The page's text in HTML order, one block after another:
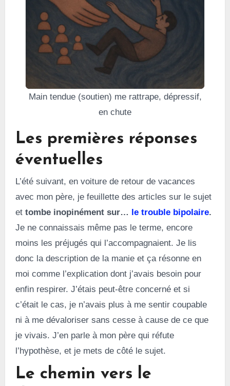
Main tendue (soutien) me rattrape, dépressif,
en chute
Les premières réponses
éventuelles
L’été suivant, en voiture de retour de vacances
avec mon père, je feuillette des articles sur le sujet
et tombe inopinément sur… le trouble bipolaire.
Je ne connaissais même pas le terme, encore
moins les préjugés qui l’accompagnaient. Je lis
donc la description de la manie et ça résonne en
moi comme l’explication dont j’avais besoin pour
enfin respirer. J’étais peut-être concerné et si
c’était le cas, je n’avais plus à me sentir coupable
ni à me dévaloriser sans cesse à cause de ce que
je vivais. J’en parle à mon père qui réfute
l’hypothèse, et je mets de côté le sujet.
Le chemin vers le